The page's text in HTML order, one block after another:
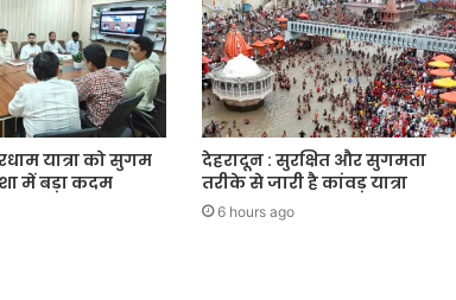
यात्रा को सुगम
में बड़ा कदम
देहरादून : सुरक्षित और सुगमता
तरीके से जारी है कांवड़ यात्रा
6 hours ago